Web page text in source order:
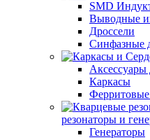
SMD
Выводные
Дроссели
Синфазные
Аксессуары
Каркасы
Ферритовые
резонаторы и
Генераторы